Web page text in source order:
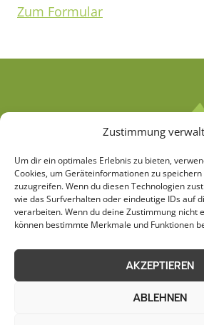
Zustimmung
Um dir ein optimales Erlebnis zu bieten,
Cookies, um Geräteinformationen zu
zuzugreifen. Wenn du diesen Technologien
wie das Surfverhalten oder eindeutige IDs auf
verarbeiten. Wenn du deine Zustimmung nicht
können bestimmte Merkmale und Funktionen
AKZEPTIEREN
ABLEHNEN
Zum Formular
AGB
Cookie-Richtlinie (EU)
Impressum